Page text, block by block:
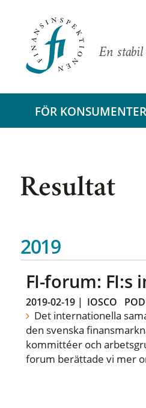
En
FÖR KONSUMENTER
Resultat
2019
FI-forum: FI:s
2019-02-19| IOSCO
Det internationella
den svenska
kommittéer och
forum berättade vi mer